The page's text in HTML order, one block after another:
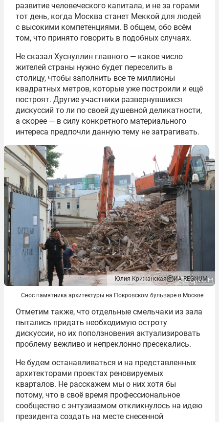
развитие человеческого капитала, и не за горами
тот день, когда Москва станет Меккой для людей
с высокими компетенциями. В общем, обо всём
том, что принято говорить в подобных случаях.
Не сказал Хуснуллин главного — какое число
жителей страны нужно будет переселить в
столицу, чтобы заполнить все те миллионы
квадратных метров, которые уже построили и ещё
построят. Другие участники развернувшихся
дискуссий то ли по своей душевной деликатности,
а скорее — в силу конкретного материального
интереса предпочли данную тему не затрагивать.
Юлия Крижанская ИА REGNUM
Снос памятника архитектуры на Покровском бульваре в Москве
Отметим также, что отдельные смельчаки из зала
пытались придать необходимую остроту
дискуссии, но их поползновения актуализировать
проблему вежливо и непреклонно пресекались.
Не будем останавливаться и на представленных
архитекторами проектах реновируемых
кварталов. Не расскажем мы о них хотя бы
потому, что в своё время профессиональное
сообщество с энтузиазмом откликнулось на идею
президента создать на месте снесенной